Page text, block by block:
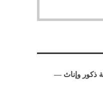
ذكور وإناث —